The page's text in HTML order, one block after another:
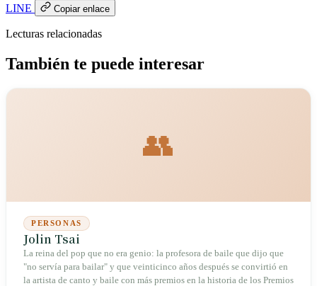
LINE
Copiar enlace
Lecturas relacionadas
También te puede interesar
👥
PERSONAS
Jolin Tsai
La reina del pop que no era genio: la profesora de baile que dijo que
"no servía para bailar" y que veinticinco años después se convirtió en
la artista de canto y baile con más premios en la historia de los Premios